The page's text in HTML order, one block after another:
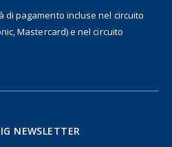
di pagamento incluse nel circuito
Mastercard) e nel circuito
NEWSLETTER